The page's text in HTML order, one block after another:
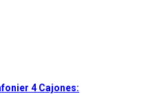
4 Cajones: